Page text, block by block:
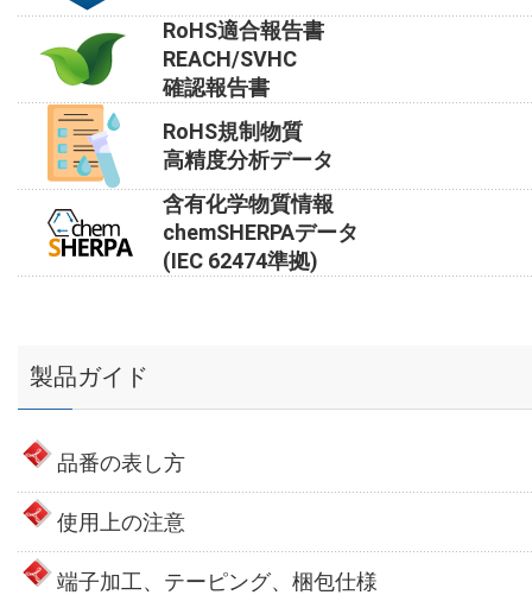
RoHS適合報告書
REACH/SVHC
確認報告書
RoHS規制物質
高精度分析データ
含有化学物質情報
chemSHERPAデータ
(IEC 62474準拠)
製品ガイド
品番の表し方
使用上の注意
端子加工、テーピング、梱包仕様